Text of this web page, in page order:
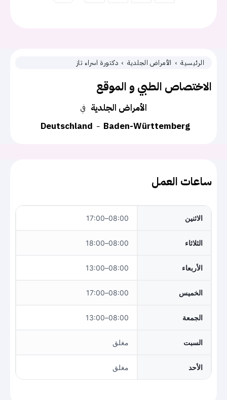
الرئيسية الأمراض الجلدية دكتورة اسراء تاز
الاختصاص الطبي و الموقع
في الأمراض الجلدية
Deutschland
Baden-Württemberg
ساعات العمل
الاثنين 08:00–17:00
الثلاثاء 08:00–18:00
الأربعاء 08:00–13:00
الخميس 08:00–17:00
الجمعة 08:00–13:00
السبت مغلق
الأحد مغلق